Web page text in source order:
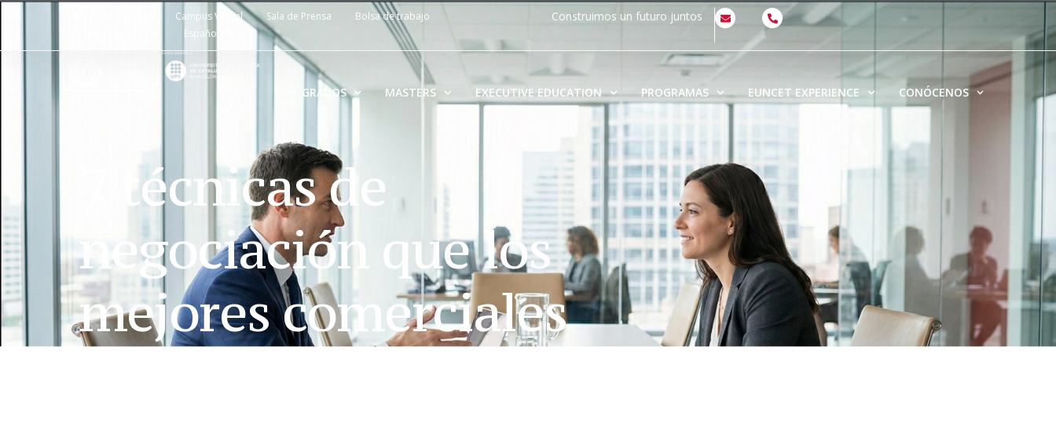
Campus Virtual Sala de Prensa
Bolsa de trabajo
Español
Construimos un futuro juntos
GRADOS MASTERS EXECUTIVE EDUCATION PROGRAMAS EUNCET EXPERIENCE CONÓCENOS
7 técnicas de
negociación que los
mejores comerciales